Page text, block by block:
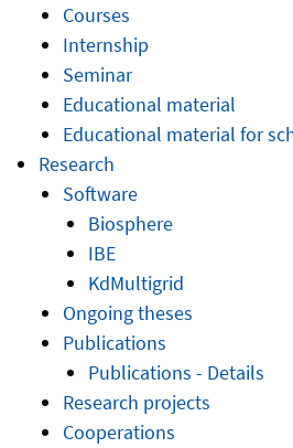
Courses
Internship
Seminar
Educational material
Educational material for
Research
Software
Biosphere
IBE
KdMultigrid
Ongoing theses
Publications
Publications - Details
Research projects
Cooperations